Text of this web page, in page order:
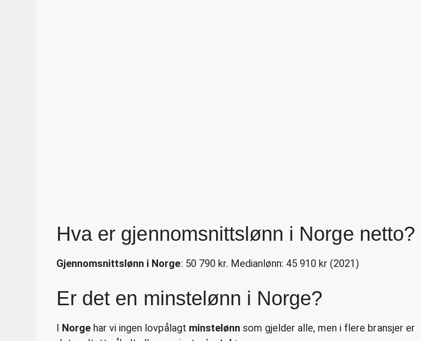
Hva er gjennomsnittslønn i Norge netto?
Gjennomsnittslønn i Norge: 50 790 kr. Medianlønn: 45 910 kr (2021)
Er det en minstelønn i Norge?
I Norge har vi ingen lovpålagt minstelønn som gjelder alle, men i flere bransjer er